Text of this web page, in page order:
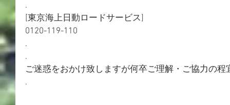
.
[東京海上日動ロードサービス]
0120-119-110
.
.
ご迷惑をおかけ致しますが何卒ご理解・ご協力の
.